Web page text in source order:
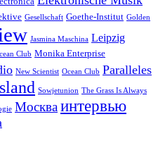
Gesellschaft Goethe-Institut Golden
Jasmina Maschina Leipzig
Club Monika Enterprise
New Scientist Ocean Club Paralleles
Sowjetunion The Grass Is Always
Москваинтервью